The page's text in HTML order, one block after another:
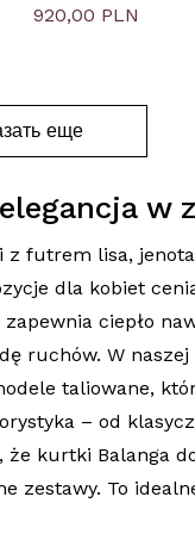
Цена
920,00 PLN
еще
w
futrem lisa,
dla kobiet
ciepło
ruchów. W
taliowane,
– od
kurtki Balanga
zestawy. To